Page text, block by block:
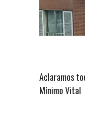
Aclaramos
Mínimo Vital